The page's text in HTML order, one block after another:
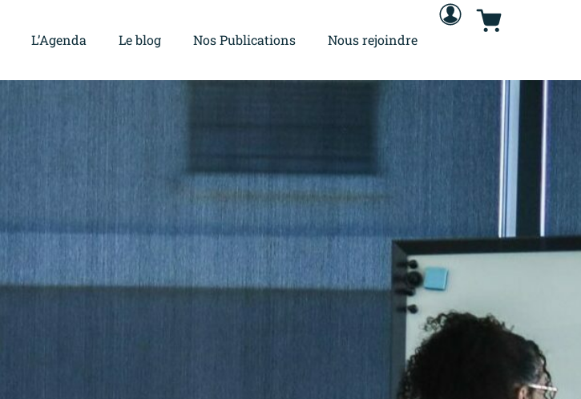
L’Agenda Le blog Nos Publications Nous rejoindre